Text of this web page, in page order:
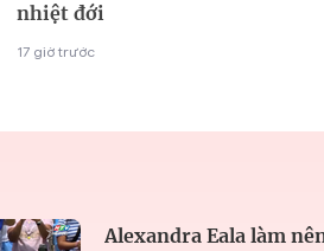
nhiệt đới
17 giờ trước
Alexandra Eala làm